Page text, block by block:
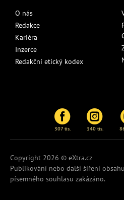
O nás
Redakce
Kariéra
Inzerce
Redakční etický kodex
307 tis. 140 tis.
Copyright 2026 © eXtra.cz
Publikování nebo další šíření
písemného souhlasu zakázáno.